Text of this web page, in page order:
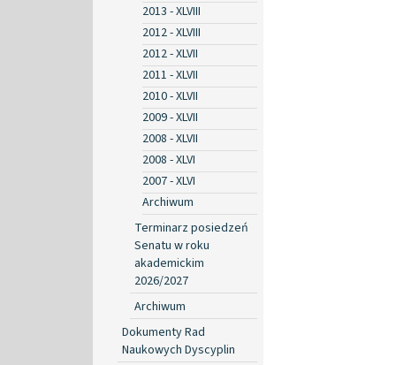
2013 - XLVIII
2012 - XLVIII
2012 - XLVII
2011 - XLVII
2010 - XLVII
2009 - XLVII
2008 - XLVII
2008 - XLVI
2007 - XLVI
Archiwum
Terminarz posiedzeń
Senatu w roku
akademickim
2026/2027
Archiwum
Dokumenty Rad
Naukowych Dyscyplin